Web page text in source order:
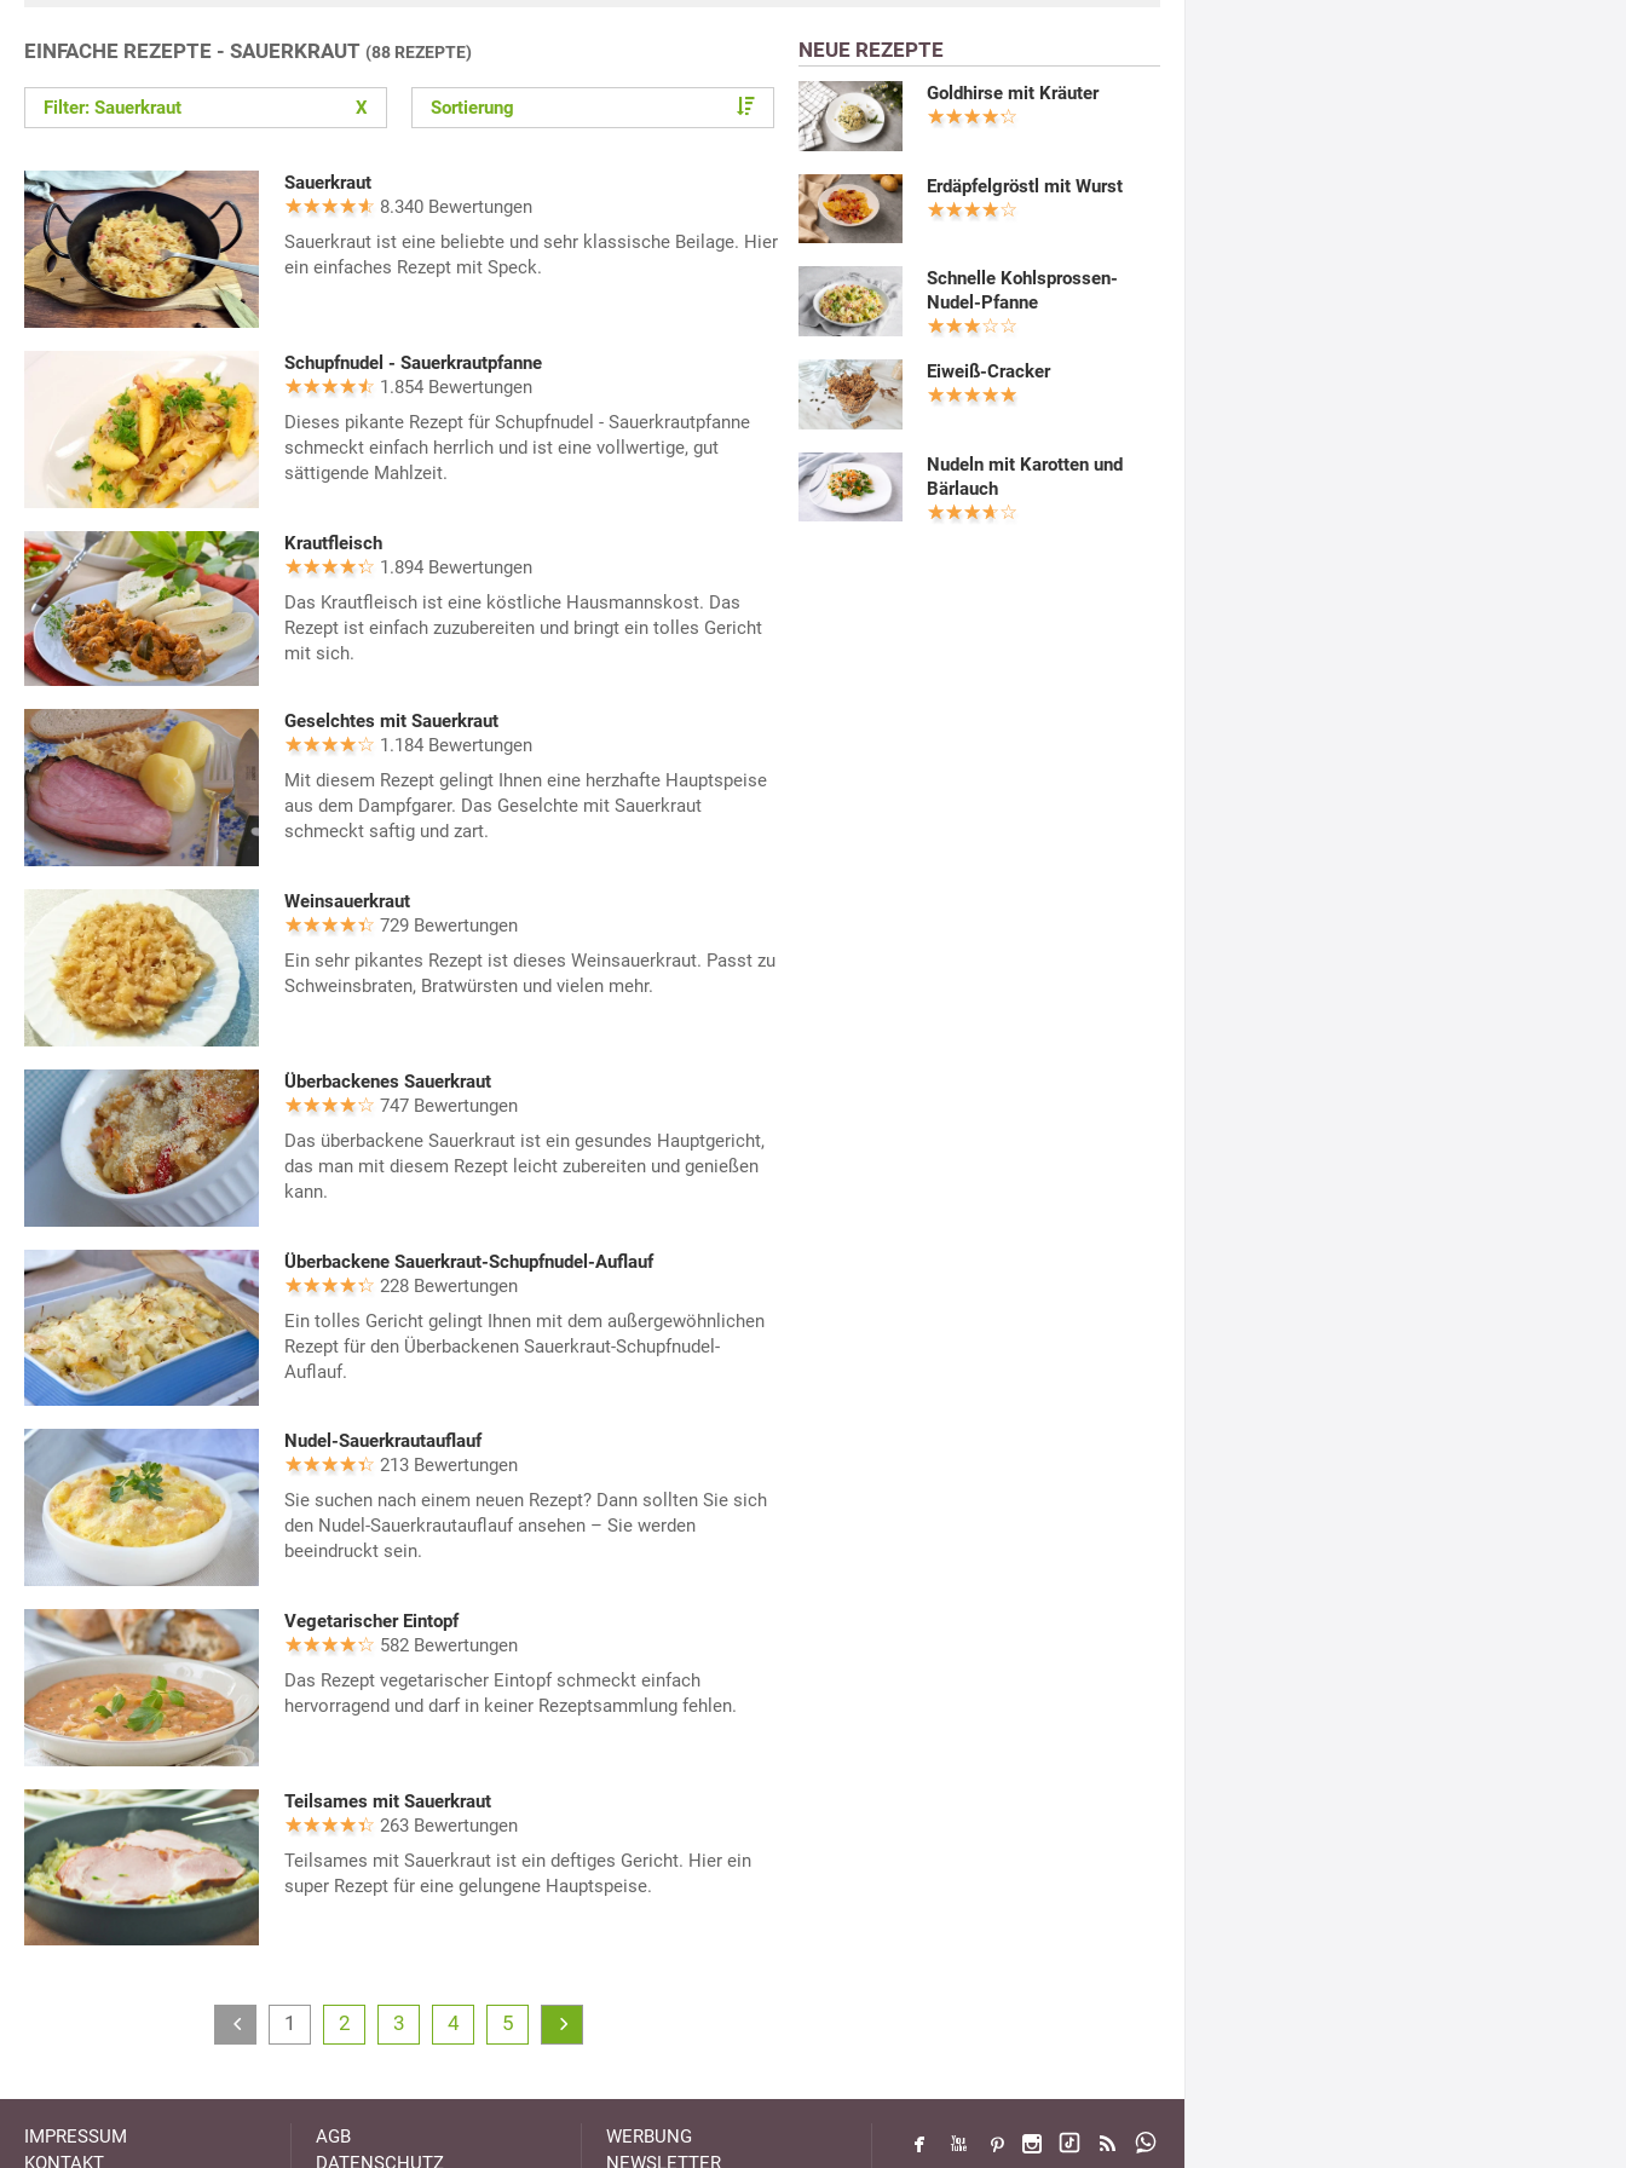
EINFACHE REZEPTE - SAUERKRAUT (88 REZEPTE)
Filter: Sauerkraut X Sortierung
Sauerkraut
8.340 Bewertungen
Sauerkraut ist eine beliebte und sehr klassische Beilage. Hier
ein einfaches Rezept mit Speck.
Schupfnudel - Sauerkrautpfanne
1.854 Bewertungen
Dieses pikante Rezept für Schupfnudel - Sauerkrautpfanne
schmeckt einfach herrlich und ist eine vollwertige, gut
sättigende Mahlzeit.
Krautfleisch
1.894 Bewertungen
Das Krautfleisch ist eine köstliche Hausmannskost. Das
Rezept ist einfach zuzubereiten und bringt ein tolles Gericht
mit sich.
Geselchtes mit Sauerkraut
1.184 Bewertungen
Mit diesem Rezept gelingt Ihnen eine herzhafte Hauptspeise
aus dem Dampfgarer. Das Geselchte mit Sauerkraut
schmeckt saftig und zart.
Weinsauerkraut
729 Bewertungen
Ein sehr pikantes Rezept ist dieses Weinsauerkraut. Passt zu
Schweinsbraten, Bratwürsten und vielen mehr.
Überbackenes Sauerkraut
747 Bewertungen
Das überbackene Sauerkraut ist ein gesundes Hauptgericht,
das man mit diesem Rezept leicht zubereiten und genießen
kann.
Überbackene Sauerkraut-Schupfnudel-Auflauf
228 Bewertungen
Ein tolles Gericht gelingt Ihnen mit dem außergewöhnlichen
Rezept für den Überbackenen Sauerkraut-Schupfnudel-
Auflauf.
Nudel-Sauerkrautauflauf
213 Bewertungen
Sie suchen nach einem neuen Rezept? Dann sollten Sie sich
den Nudel-Sauerkrautauflauf ansehen – Sie werden
beeindruckt sein.
Vegetarischer Eintopf
582 Bewertungen
Das Rezept vegetarischer Eintopf schmeckt einfach
hervorragend und darf in keiner Rezeptsammlung fehlen.
Teilsames mit Sauerkraut
263 Bewertungen
Teilsames mit Sauerkraut ist ein deftiges Gericht. Hier ein
super Rezept für eine gelungene Hauptspeise.
1 2 3 4 5
NEUE REZEPTE
Goldhirse mit Kräuter
Erdäpfelgröstl mit Wurst
Schnelle Kohlsprossen-
Nudel-Pfanne
Eiweiß-Cracker
Nudeln mit Karotten und
Bärlauch
IMPRESSUM
KONTAKT
AGB
DATENSCHUTZ
WERBUNG
NEWSLETTER